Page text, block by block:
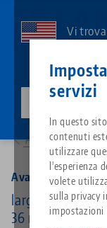
servizi
In questo
contenuti
utilizzare
l'esperienza
volete
sulla privacy
impostazioni
contenuto
Vi
Prodotti
Siamo spiacenti.
Vai alla pagina del
Breadcrumb
Alla panoramica
Avanti 77,
larghezza delle
36 mm